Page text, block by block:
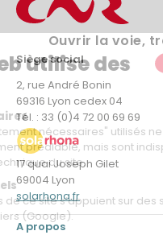
Ouvrir la voie,
Siège social
2, rue André Bonin
69316 Lyon cedex 04
Tél. : 33 (0)4 72 00 69 69
17 quai Joseph Gilet
69004 Lyon
solarhona.fr
A propos